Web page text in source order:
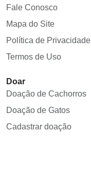
Fale Conosco
Mapa do Site
Política de Privacidade
Termos de Uso
Doar
Doação de Cachorros
Doação de Gatos
Cadastrar doação